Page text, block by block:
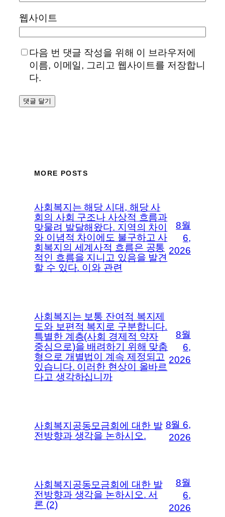
웹사이트
다음 번 댓글 작성을 위해 이 브라우저에
이름, 이메일, 그리고 웹사이트를 저장합니
다.
MORE POSTS
사회복지는 해당 시대, 해당 사
회의 사회 구조나 사상적 흐름과
맞물려 발달해왔다. 지역의 차이
와 이념적 차이에도 불구하고 사
회복지의 세계사적 흐름은 공통
적인 흐름을 지니고 있음을 발견
할 수 있다. 이와 관련
8월
6,
2026
사회복지는 보통 잔여적 복지제
도와 보편적 복지로 구분합니다.
특별한 계층(사회 경제적 약자
중심으로)을 배려하기 위해 맞춤
형으로 개별법이 계속 제정되고
있습니다. 이러한 현상이 올바르
다고 생각하십니까
8월
6,
2026
사회복지공동모금회에 대한 발
전방향과 생각을 논하시오.
8월 6,
2026
사회복지공동모금회에 대한 발
전방향과 생각을 논하시오. 서
론 (2)
8월
6,
2026